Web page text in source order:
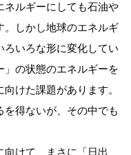
ネルギーにしても石油や
。しかし地球のエネルギ
ろいろな形に変化してい
」の状態のエネルギーを
けた課題があります。
得ないが、その中でも
向けて、まさに「日出